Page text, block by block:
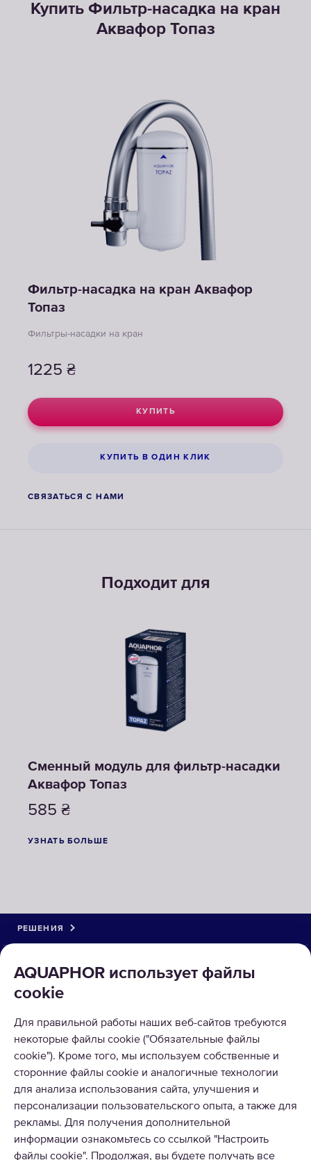
Купить Фильтр-насадка на кран
Аквафор Топаз
Фильтр-насадка на кран Аквафор
Топаз
Фильтры-насадки на кран
1225 ₴
КУПИТЬ
КУПИТЬ В ОДИН КЛИК
СВЯЗАТЬСЯ С НАМИ
Подходит для
Сменный модуль для фильтр-насадки
Аквафор Топаз
585 ₴
УЗНАТЬ БОЛЬШЕ
AQUAPHOR использует файлы
cookie
Для правильной работы наших веб-сайтов требуются
некоторые файлы cookie ("Обязательные файлы
cookie"). Кроме того, мы используем собственные и
сторонние файлы cookie и аналогичные технологии
для анализа использования сайта, улучшения и
персонализации пользовательского опыта, а также для
рекламы. Для получения дополнительной
информации ознакомьтесь со ссылкой "Настроить
файлы cookie". Продолжая, вы будете получать все
РЕШЕНИЯ
О КОМПАНИИ
ПРИНИМАЕМ К ОПЛАТЕ
© 2026 ООО Аквафор